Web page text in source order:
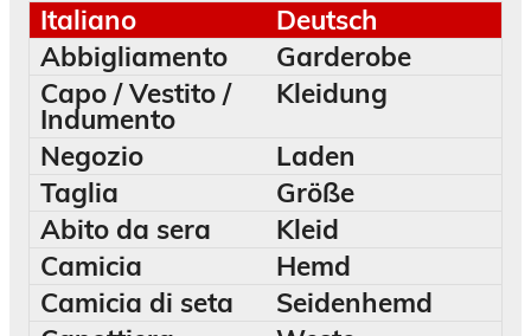
Italiano
Deutsch
Abbigliamento
Garderobe
Capo / Vestito /
Indumento
Kleidung
Negozio
Laden
Taglia
Größe
Abito da sera
Kleid
Camicia
Hemd
Camicia di seta
Seidenhemd